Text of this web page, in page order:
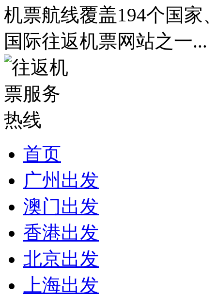
机票航线覆盖194个国家
国际往返机票网站之一...
首页
广州出发
澳门出发
香港出发
北京出发
上海出发